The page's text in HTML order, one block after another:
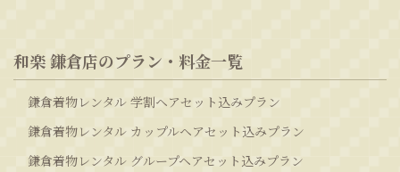
和楽 鎌倉店のプラン・料金一覧
鎌倉着物レンタル 学割ヘアセット込みプラン
鎌倉着物レンタル カップルヘアセット込みプラン
鎌倉着物レンタル グループヘアセット込みプラン